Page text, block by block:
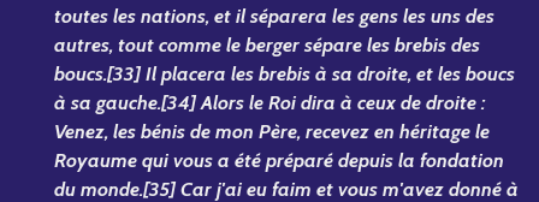
toutes les nations, et il séparera les gens les uns des
autres, tout comme le berger sépare les brebis des
boucs.[33] Il placera les brebis à sa droite, et les boucs
à sa gauche.[34] Alors le Roi dira à ceux de droite :
Venez, les bénis de mon Père, recevez en héritage le
Royaume qui vous a été préparé depuis la fondation
du monde.[35] Car j'ai eu faim et vous m'avez donné à